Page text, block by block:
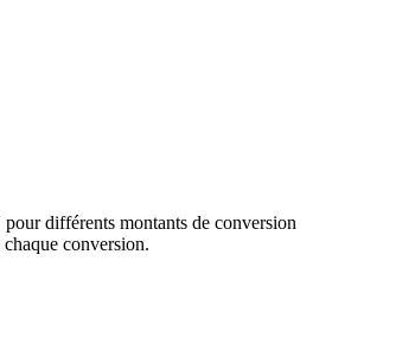
différents montants de conversion
conversion.